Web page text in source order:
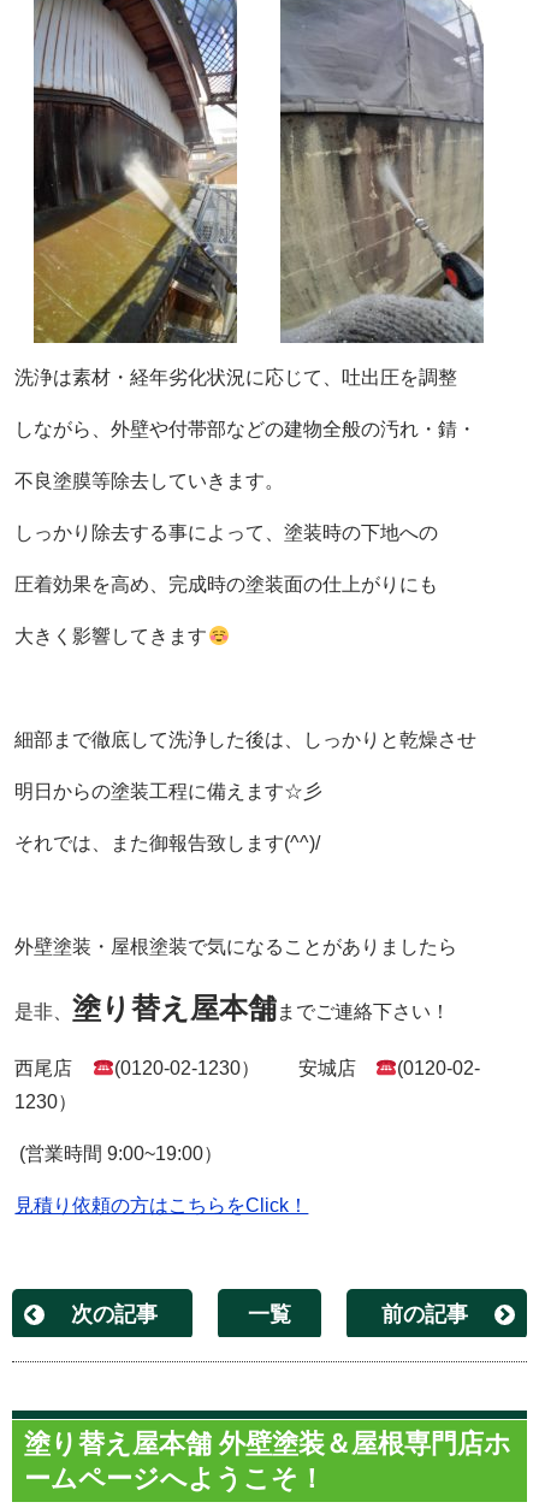
洗浄は素材・経年劣化状況に応じて、吐出圧を調整
しながら、外壁や付帯部などの建物全般の汚れ・錆・
不良塗膜等除去していきます。
しっかり除去する事によって、塗装時の下地への
圧着効果を高め、完成時の塗装面の仕上がりにも
大きく影響してきます
細部まで徹底して洗浄した後は、しっかりと乾燥させ
明日からの塗装工程に備えます☆彡
それでは、また御報告致します(^^)/
外壁塗装・屋根塗装で気になることがありましたら
是非、 塗り替え屋本舗までご連絡下さい！
西尾店 (0120-02-1230） 安城店
(0120-02-
1230）
(営業時間 9:00~19:00）
見積り依頼の方はこちらをClick！
次の記事 一覧 前の記事
塗り替え屋本舗 外壁塗装＆屋根専門店ホ
ームページへようこそ！